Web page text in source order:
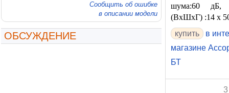
Сообщить об ошибке
в описании модели
ОБСУЖДЕНИЕ
шума:60 дБ,
(ВхШхГ) :14 x
купить
в
магазине
БТ